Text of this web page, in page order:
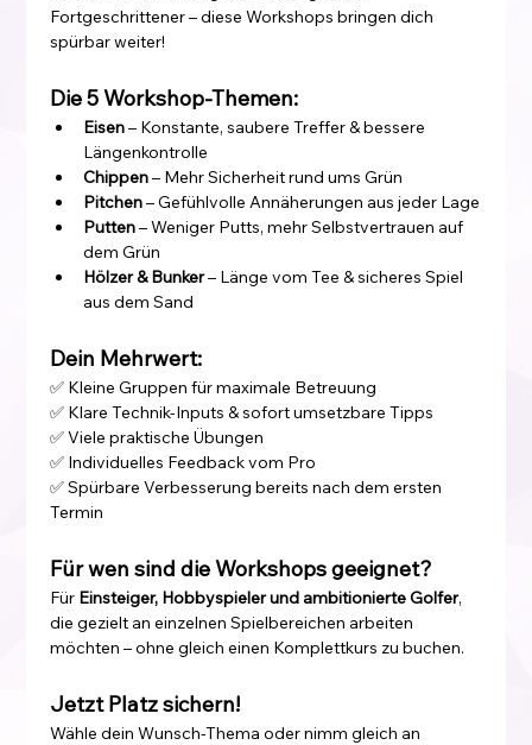
Fortgeschrittener – diese Workshops bringen dich
spürbar weiter!
Die 5 Workshop-Themen:
Eisen – Konstante, saubere Treffer & bessere
Längenkontrolle
Chippen – Mehr Sicherheit rund ums Grün
Pitchen – Gefühlvolle Annäherungen aus jeder Lage
Putten – Weniger Putts, mehr Selbstvertrauen auf
dem Grün
Hölzer & Bunker – Länge vom Tee & sicheres Spiel
aus dem Sand
Dein Mehrwert:
✅ Kleine Gruppen für maximale Betreuung
✅ Klare Technik-Inputs & sofort umsetzbare Tipps
✅ Viele praktische Übungen
✅ Individuelles Feedback vom Pro
✅ Spürbare Verbesserung bereits nach dem ersten
Termin
Für wen sind die Workshops geeignet?
Für Einsteiger, Hobbyspieler und ambitionierte Golfer,
die gezielt an einzelnen Spielbereichen arbeiten
möchten – ohne gleich einen Komplettkurs zu buchen.
Jetzt Platz sichern!
Wähle dein Wunsch-Thema oder nimm gleich an